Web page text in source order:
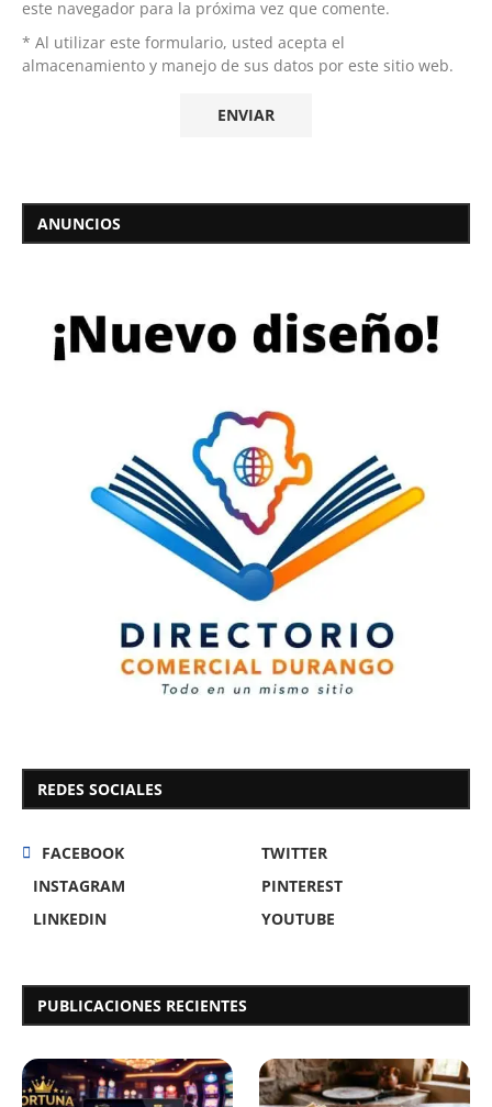
este navegador para la próxima vez que comente.
* Al utilizar este formulario, usted acepta el
almacenamiento y manejo de sus datos por este sitio web.
ANUNCIOS
REDES SOCIALES
FACEBOOK
TWITTER
INSTAGRAM
PINTEREST
LINKEDIN
YOUTUBE
PUBLICACIONES RECIENTES